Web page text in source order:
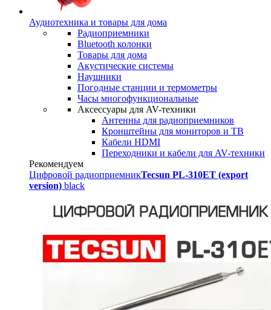
Аудиотехника и товары для дома
Радиоприемники
Bluetooth колонки
Товары для дома
Акустические системы
Наушники
Погодные станции и термометры
Часы многофункциональные
Аксессуары для AV-техники
Антенны для радиоприемников
Кронштейны для мониторов и ТВ
Кабели HDMI
Переходники и кабели для AV-техники
Рекомендуем
Цифровой радиоприемникTecsun PL-310ET (export
version) black